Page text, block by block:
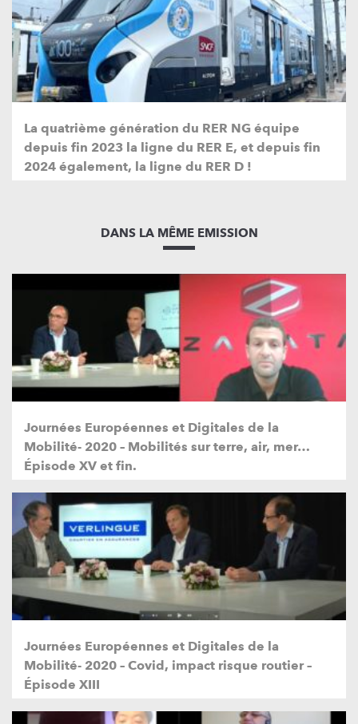
La quatrième génération du RER NG équipe
depuis fin 2023 la ligne du RER E, et depuis fin
2024 également, la ligne du RER D !
DANS LA MÊME EMISSION
Journées Européennes et Digitales de la
Mobilité- 2020 – Mobilités sur terre, air, mer…
Épisode XV et fin.
Journées Européennes et Digitales de la
Mobilité- 2020 – Covid, impact risque routier –
Épisode XIII